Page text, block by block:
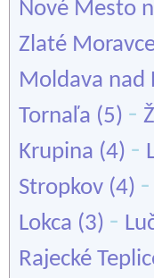
Nové Mesto
Zlaté
Moldava nad
Tornaľa (5) -
Krupina (4) -
Stropkov (4) -
Lokca (3) -
Rajecké